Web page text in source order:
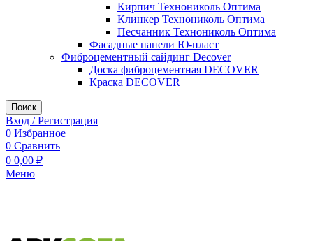
Кирпич Технониколь Оптима
Клинкер Технониколь Оптима
Песчанник Технониколь Оптима
Фасадные панели Ю-пласт
Фиброцементный сайдинг Decover
Доска фиброцементная DECOVER
Краска DECOVER
Поиск
Вход / Регистрация
0 Избранное
0 Сравнить
0 0,00 ₽
Меню